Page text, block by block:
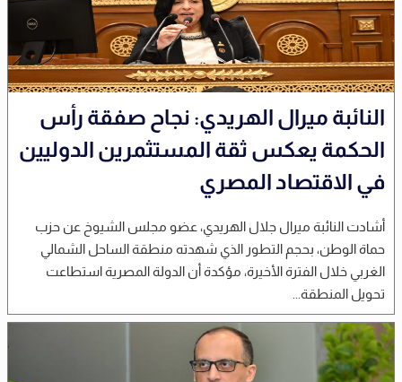
النائبة ميرال الهريدي: نجاح صفقة رأس
الحكمة يعكس ثقة المستثمرين الدوليين
في الاقتصاد المصري
أشادت النائبة ميرال جلال الهريدي، عضو مجلس الشيوخ عن حزب
حماة الوطن، بحجم التطور الذي شهدته منطقة الساحل الشمالي
الغربي خلال الفترة الأخيرة، مؤكدة أن الدولة المصرية استطاعت
تحويل المنطقة...